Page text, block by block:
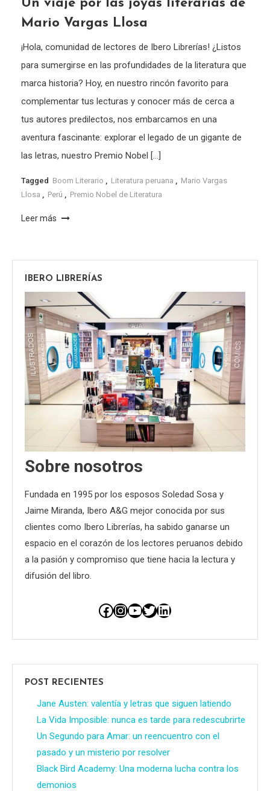
Un viaje por las joyas literarias de
Mario Vargas Llosa
¡Hola, comunidad de lectores de Ibero Librerías! ¿Listos
para sumergirse en las profundidades de la literatura que
marca historia? Hoy, en nuestro rincón favorito para
complementar tus lecturas y conocer más de cerca a
tus autores predilectos, nos embarcamos en una
aventura fascinante: explorar el legado de un gigante de
las letras, nuestro Premio Nobel […]
Tagged Boom Literario , Literatura peruana , Mario Vargas
Llosa , Perú , Premio Nobel de Literatura
Leer más
IBERO LIBRERÍAS
Sobre nosotros
Fundada en 1995 por los esposos Soledad Sosa y
Jaime Miranda, Ibero A&G mejor conocida por sus
clientes como Ibero Librerías, ha sabido ganarse un
espacio en el corazón de los lectores peruanos debido
a la pasión y compromiso que tiene hacia la lectura y
difusión del libro.
Facebook
Instagram
YouTube
Twitter
LinkedIn
POST RECIENTES
Jane Austen: valentía y letras que siguen latiendo
La Vida Imposible: nunca es tarde para redescubrirte
Un Segundo para Amar: un reencuentro con el
pasado y un misterio por resolver
Black Bird Academy: Una moderna lucha contra los
demonios